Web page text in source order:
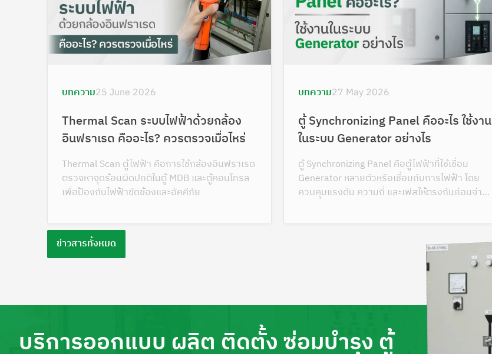
บทความ25 June 2026
Thermal Scan ระบบไฟฟ้าด้วยกล้อง
อินฟราเรด คืออะไร? ควรตรวจเมื่อไหร่
Thermal Scan ตู้ไฟฟ้า คือการใช้กล้องอินฟราเรด
ตรวจหาจุดร้อนผิดปกติในตู้ MDB และตู้คอนโทรล
เพื่อป้องกันไฟฟ้าขัดข้องและอัคคีภัย
บทความ27 May 2026
ตู้ Synchronizing Panel คืออะไร ใช้งาน
ในระบบ Generator อย่างไร
ตู้ Synchronizing Panel คือตู้ไฟฟ้าที่ใช้เชื่อม
Generator หลายตัวหรือเชื่อมกับการไฟฟ้า โดย
ควบคุมแรงดัน ความถี่ และเฟสให้ตรงกันก่อนจ่าย
ข่าวสารทั้งหมด
บริการออกแบบ ผลิต ติดตั้ง ซ่อมบำรุง ตู้